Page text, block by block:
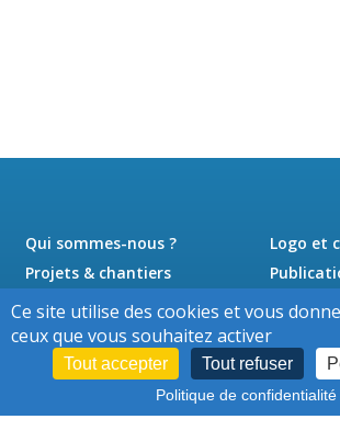
Qui sommes-nous ?
Projets & chantiers
Actualités
Jobs
Logo et
Presse
Contact
Ce site utilise des cookies et vous
ceux que vous souhaitez activer
Tout accepter Tout refuser
Politique de confidentialité